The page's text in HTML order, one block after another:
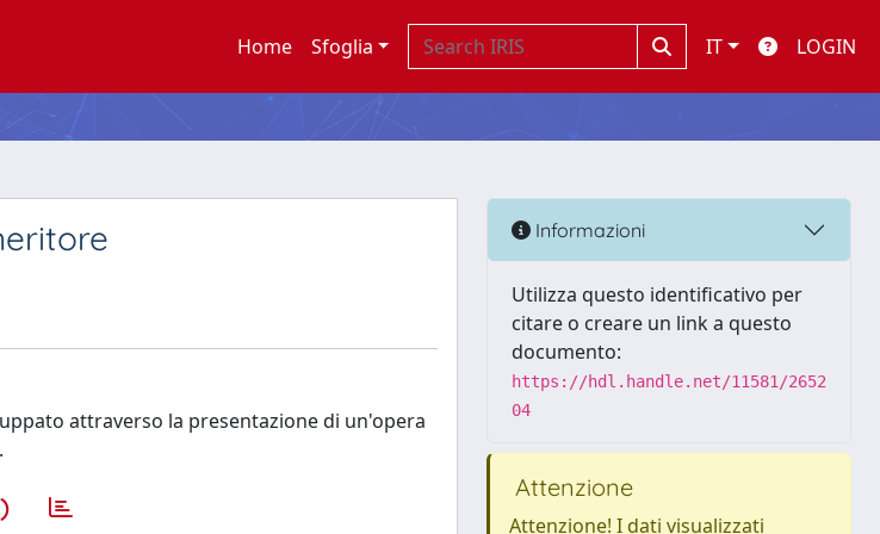
Home Sfoglia IT LOGIN
attraverso la presentazione di un'opera
Informazioni
Utilizza questo identificativo per
citare o creare un link a questo
documento:
https://hdl.handle.net/11581/2652
04
Attenzione
Attenzione! I dati visualizzati